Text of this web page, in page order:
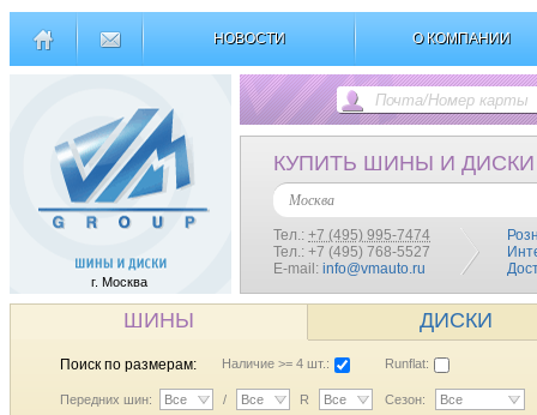
НОВОСТИ О КОМПАНИИ
г. Москва
КУПИТЬ ШИНЫ И ДИСКИ
Москва
Тел.: +7 (495) 995-7474
Тел.: +7 (495) 768-5527
E-mail: info@vmauto.ru
ШИНЫ ДИСКИ
Поиск по размерам: Наличие >= 4 шт.: Runflat:
Передних шин: Все / Все R Все Сезон: Все